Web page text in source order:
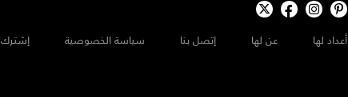
أعداد لها عن لها إتصل بنا سياسة الخصوصية إشترك